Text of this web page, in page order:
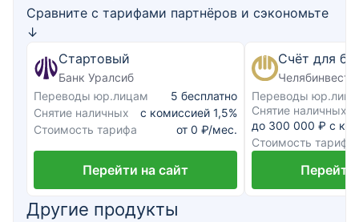
Сравните с тарифами партнёров и сэкономьте
↓
Стартовый
Банк Уралсиб
Переводы юр.лицам
5 бесплатно
Снятие наличных
с комиссией 1,5%
Стоимость тарифа
от 0 ₽/мес.
Перейти на сайт
Счёт для
Переводы
Снятие наличных
до 300 000 ₽ с
Стоимость тарифа
Перейти
Другие продукты